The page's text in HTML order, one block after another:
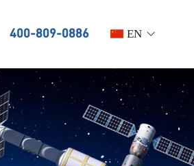
400-809-0886 EN